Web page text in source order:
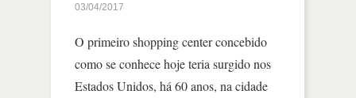
03/04/2017
O primeiro shopping center concebido
como se conhece hoje teria surgido nos
Estados Unidos, há 60 anos, na cidade